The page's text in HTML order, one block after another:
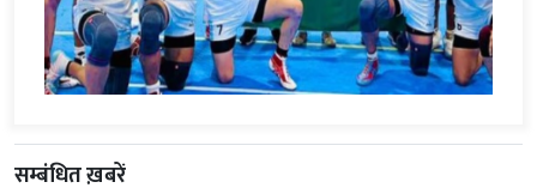
सम्बंधित ख़बरें